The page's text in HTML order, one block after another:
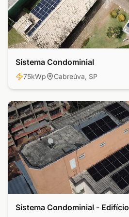
Residencial
Sistema Condominial
75kWp Cabreúva, SP
Comercial
Sistema Condominial - Edifício